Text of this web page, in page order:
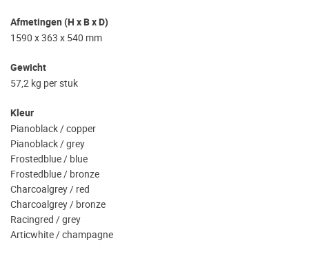
Afmetingen (H x B x D)
1590 x 363 x 540 mm
Gewicht
57,2 kg per stuk
Kleur
Pianoblack / copper
Pianoblack / grey
Frostedblue / blue
Frostedblue / bronze
Charcoalgrey / red
Charcoalgrey / bronze
Racingred / grey
Articwhite / champagne